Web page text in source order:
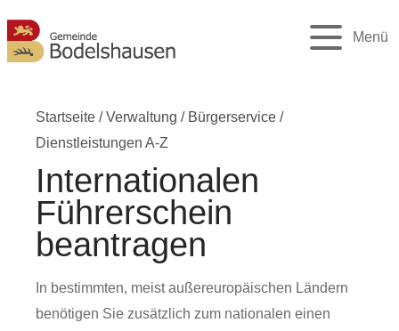
Menü
Startseite /Verwaltung / Bürgerservice /
Dienstleistungen A-Z
Internationalen
Führerschein
beantragen
In bestimmten, meist außereuropäischen Ländern
benötigen Sie zusätzlich zum nationalen einen